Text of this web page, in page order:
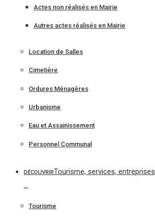
Actes non réalisés en Mairie
Autres actes réalisés en Mairie
Location de Salles
Cimetière
Ordures Ménagères
Urbanisme
Eau et Assainissement
Personnel Communal
DÉCOUVRIRTourisme, services, entreprises
Tourisme